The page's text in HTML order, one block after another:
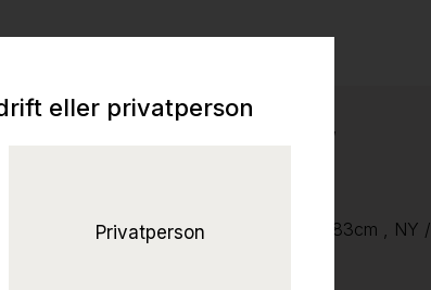
Solgt!Kabeloppheng /
under skrivebord, sølvgrå farge, bredde 83cm , NY /
eller privatperson
Privatperson